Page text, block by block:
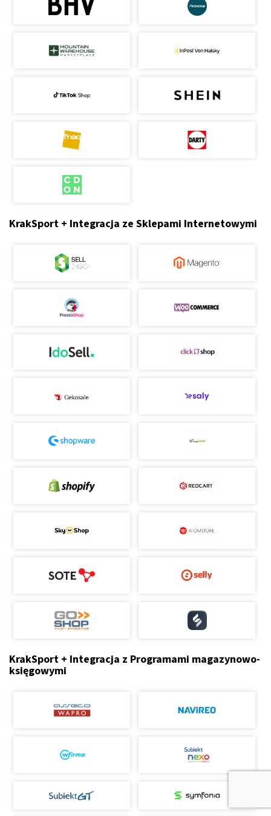
KrakSport + Integracja ze Sklepami Internetowymi
KrakSport + Integracja z Programami magazynowo-
księgowymi